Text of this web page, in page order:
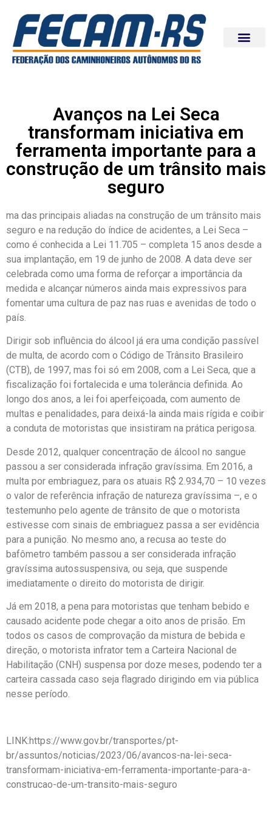
Avanços na Lei Seca
transformam iniciativa em
ferramenta importante para a
construção de um trânsito mais
seguro
ma das principais aliadas na construção de um trânsito mais
seguro e na redução do índice de acidentes, a Lei Seca –
como é conhecida a Lei 11.705 – completa 15 anos desde a
sua implantação, em 19 de junho de 2008. A data deve ser
celebrada como uma forma de reforçar a importância da
medida e alcançar números ainda mais expressivos para
fomentar uma cultura de paz nas ruas e avenidas de todo o
país.
Dirigir sob influência do álcool já era uma condição passível
de multa, de acordo com o Código de Trânsito Brasileiro
(CTB), de 1997, mas foi só em 2008, com a Lei Seca, que a
fiscalização foi fortalecida e uma tolerância definida. Ao
longo dos anos, a lei foi aperfeiçoada, com aumento de
multas e penalidades, para deixá-la ainda mais rígida e coibir
a conduta de motoristas que insistiram na prática perigosa.
Desde 2012, qualquer concentração de álcool no sangue
passou a ser considerada infração gravíssima. Em 2016, a
multa por embriaguez, para os atuais R$ 2.934,70 – 10 vezes
o valor de referência infração de natureza gravíssima –, e o
testemunho pelo agente de trânsito de que o motorista
estivesse com sinais de embriaguez passa a ser evidência
para a punição. No mesmo ano, a recusa ao teste do
bafômetro também passou a ser considerada infração
gravíssima autossuspensiva, ou seja, que suspende
imediatamente o direito do motorista de dirigir.
Já em 2018, a pena para motoristas que tenham bebido e
causado acidente pode chegar a oito anos de prisão. Em
todos os casos de comprovação da mistura de bebida e
direção, o motorista infrator tem a Carteira Nacional de
Habilitação (CNH) suspensa por doze meses, podendo ter a
carteira cassada caso seja flagrado dirigindo em via pública
nesse período.
LINK:https://www.gov.br/transportes/pt-
br/assuntos/noticias/2023/06/avancos-na-lei-seca-
transformam-iniciativa-em-ferramenta-importante-para-a-
construcao-de-um-transito-mais-seguro